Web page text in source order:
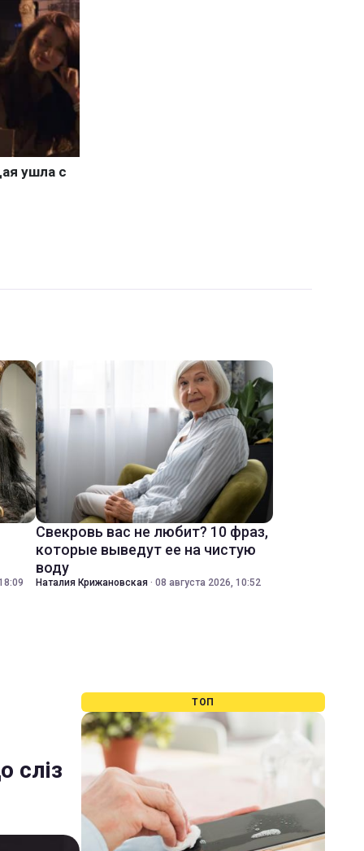
Свекровь вас не любит? 10 фраз,
которые выведут ее на чистую
воду
Наталия Крижановская · 08 августа 2026, 10:52
сліз
ТОП